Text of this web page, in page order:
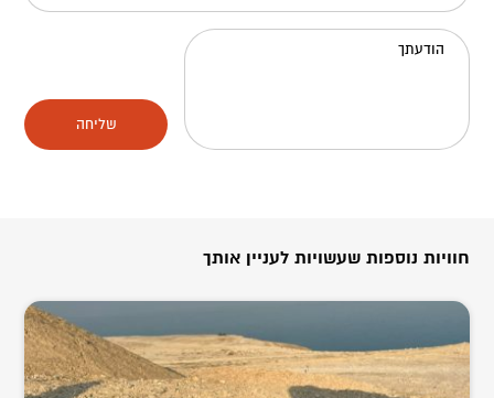
הודעתך
שליחה
חוויות נוספות שעשויות לעניין אותך